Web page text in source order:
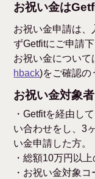
お祝い金は
お祝い金申請は
ずGetfitにご申請下
お祝い金について
hback)をご確認の
お祝い金対象者
・Getfitを経由し
い合わせをし、3
い金申請した方。
・総額10万円以
・お祝い金対象